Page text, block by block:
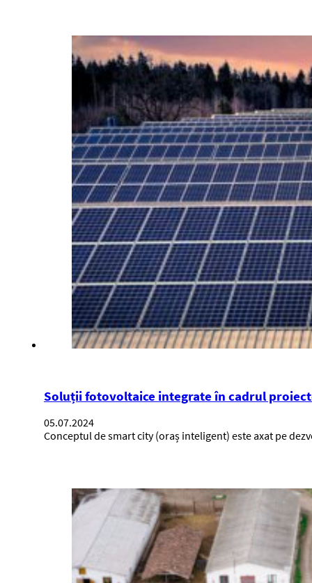
Soluții fotovoltaice integrate în cadrul
05.07.2024
Conceptul de smart city (oraș inteligent) este axat pe